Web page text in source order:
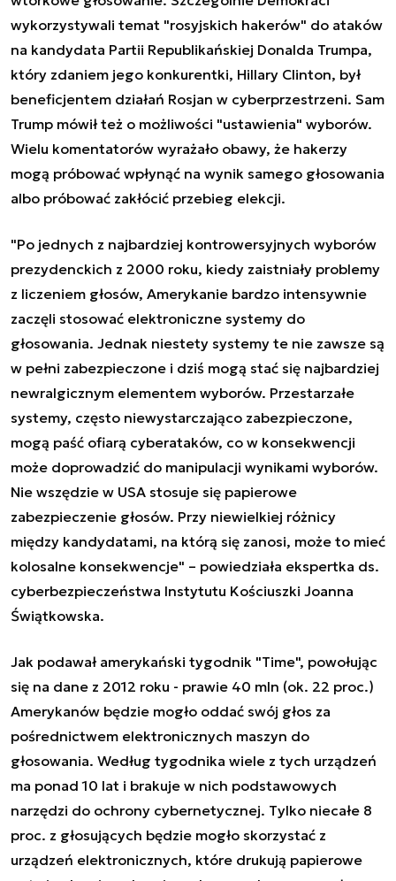
wykorzystywali temat "rosyjskich hakerów" do ataków
na kandydata Partii Republikańskiej Donalda Trumpa,
który zdaniem jego konkurentki, Hillary Clinton, był
beneficjentem działań Rosjan w cyberprzestrzeni. Sam
Trump mówił też o możliwości "ustawienia" wyborów.
Wielu komentatorów wyrażało obawy, że hakerzy
mogą próbować wpłynąć na wynik samego głosowania
albo próbować zakłócić przebieg elekcji.
"Po jednych z najbardziej kontrowersyjnych wyborów
prezydenckich z 2000 roku, kiedy zaistniały problemy
z liczeniem głosów, Amerykanie bardzo intensywnie
zaczęli stosować elektroniczne systemy do
głosowania. Jednak niestety systemy te nie zawsze są
w pełni zabezpieczone i dziś mogą stać się najbardziej
newralgicznym elementem wyborów. Przestarzałe
systemy, często niewystarczająco zabezpieczone,
mogą paść ofiarą cyberataków, co w konsekwencji
może doprowadzić do manipulacji wynikami wyborów.
Nie wszędzie w USA stosuje się papierowe
zabezpieczenie głosów. Przy niewielkiej różnicy
między kandydatami, na którą się zanosi, może to mieć
kolosalne konsekwencje" – powiedziała ekspertka ds.
cyberbezpieczeństwa Instytutu Kościuszki Joanna
Świątkowska.
Jak podawał amerykański tygodnik "Time", powołując
się na dane z 2012 roku - prawie 40 mln (ok. 22 proc.)
Amerykanów będzie mogło oddać swój głos za
pośrednictwem elektronicznych maszyn do
głosowania. Według tygodnika wiele z tych urządzeń
ma ponad 10 lat i brakuje w nich podstawowych
narzędzi do ochrony cybernetycznej. Tylko niecałe 8
proc. z głosujących będzie mogło skorzystać z
urządzeń elektronicznych, które drukują papierowe